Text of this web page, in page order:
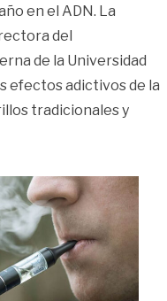
en el ADN. La
del
de la Universidad
efectos adictivos de la
tradicionales y